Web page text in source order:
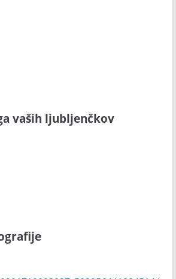
vaših ljubljenčkov